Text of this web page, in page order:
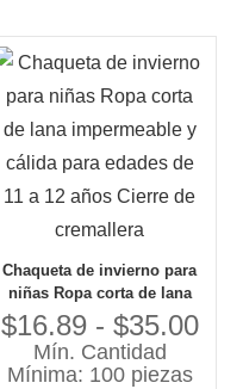
Chaqueta de invierno para
niñas Ropa corta de lana
impermeable y cálida para
edades de 11 a 12 años
Cierre de cremallera
$16.89 - $35.00
Mín. Cantidad
Mínima: 100 piezas